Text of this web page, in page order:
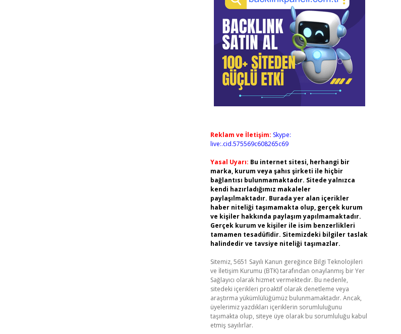
Reklam ve İletişim: Skype:
live:.cid.575569c608265c69
Yasal Uyarı: Bu internet sitesi, herhangi bir
marka, kurum veya şahıs şirketi ile hiçbir
bağlantısı bulunmamaktadır. Sitede yalnızca
kendi hazırladığımız makaleler
paylaşılmaktadır. Burada yer alan içerikler
haber niteliği taşımamakta olup, gerçek kurum
ve kişiler hakkında paylaşım yapılmamaktadır.
Gerçek kurum ve kişiler ile isim benzerlikleri
tamamen tesadüfidir. Sitemizdeki bilgiler taslak
halindedir ve tavsiye niteliği taşımazlar.
Sitemiz, 5651 Sayılı Kanun gereğince Bilgi Teknolojileri
ve İletişim Kurumu (BTK) tarafından onaylanmış bir Yer
Sağlayıcı olarak hizmet vermektedir. Bu nedenle,
sitedeki içerikleri proaktif olarak denetleme veya
araştırma yükümlülüğümüz bulunmamaktadır. Ancak,
üyelerimiz yazdıkları içeriklerin sorumluluğunu
taşımakta olup, siteye üye olarak bu sorumluluğu kabul
etmiş sayılırlar.